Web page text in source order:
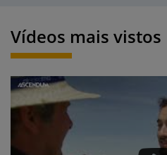
Vídeos mais vistos